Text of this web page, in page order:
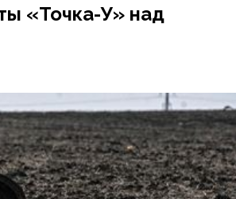
«Точка-У» над